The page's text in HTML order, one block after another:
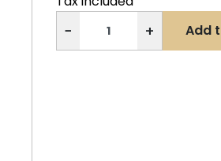
− + Add